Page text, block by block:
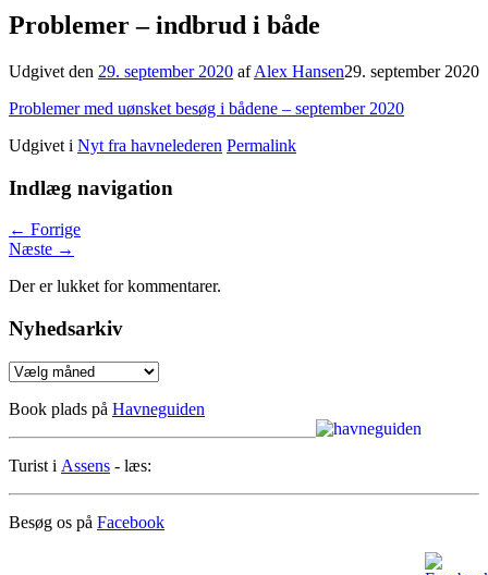
Problemer – indbrud i både
Udgivet den 29. september 2020 afAlex Hansen29. september 2020
Problemer med uønsket besøg i bådene – september 2020
Udgivet i Nyt fra havnelederen Permalink
Indlæg navigation
← Forrige
Næste →
Der er lukket for kommentarer.
Nyhedsarkiv
Nyhedsarkiv
Book plads på Havneguiden
Turist i Assens - læs:
Besøg os på Facebook